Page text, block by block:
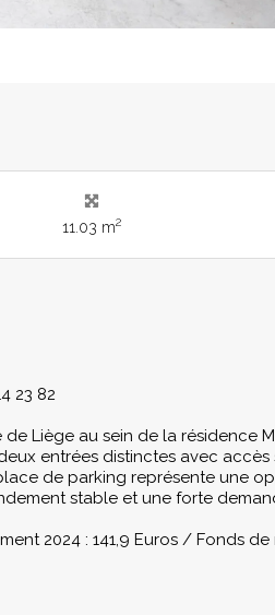
11.03 m2
23 82
Liège au sein de la résidence
entrées distinctes avec accès
de parking représente une
stable et une forte
2024 : 141,9 Euros / Fonds de